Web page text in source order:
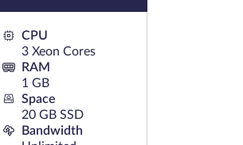
CPU
3 Xeon Cores
RAM
1 GB
Space
20 GB SSD
Bandwidth